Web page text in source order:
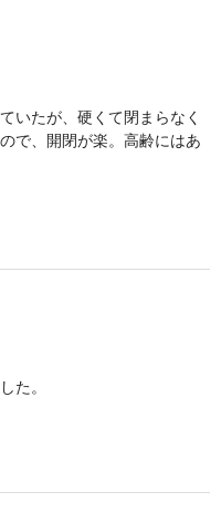
いたが、硬くて閉まらなく
で、開閉が楽。高齢にはあ
た。